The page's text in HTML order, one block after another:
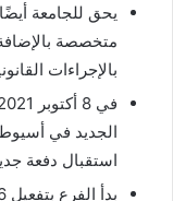
يحق للجامعة
متخصصة
بالإجراءات
الجديد في
استقبال دفعة